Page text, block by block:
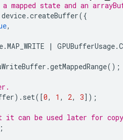
mapped state and an
device.createBuffer({
,
.MAP_WRITE | GPUBufferUsage.
.getMappedRange();
). set([0, 1 , 2, 3]);
it can be used later for